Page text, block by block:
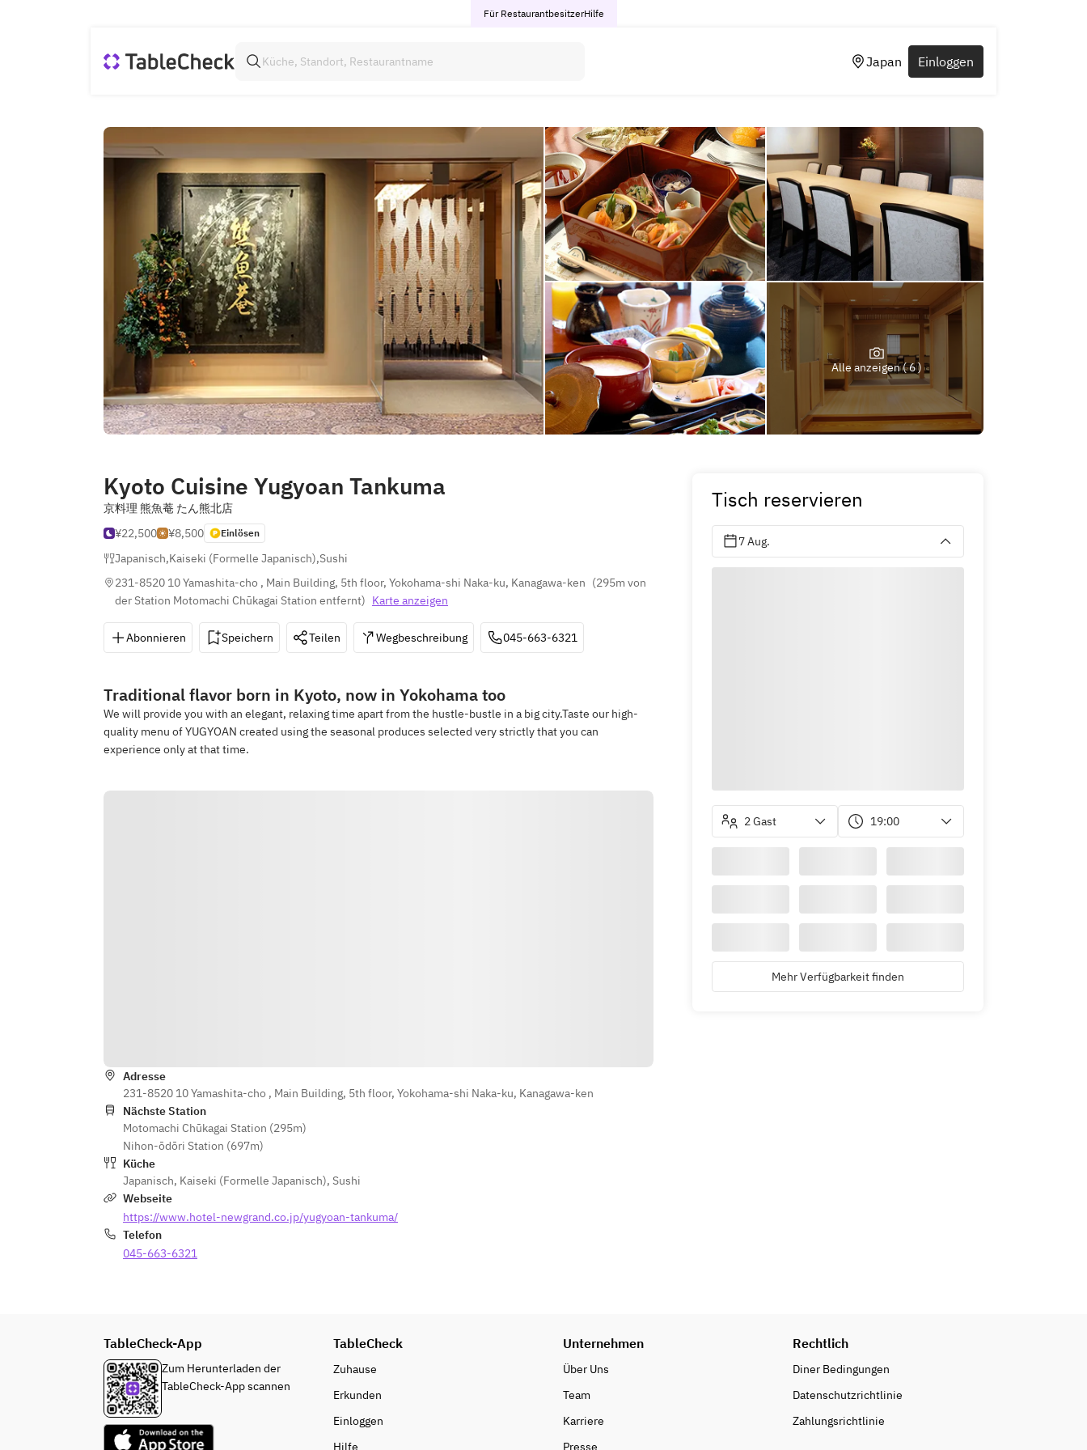
Für RestaurantbesitzerHilfe
Japan Einloggen
Alle anzeigen ( 6 )
Kyoto Cuisine Yugyoan Tankuma
京料理 熊魚菴 たん熊北店
¥22,500
¥8,500 Einlösen
Japanisch,Kaiseki (Formelle Japanisch),Sushi
231-8520 10 Yamashita-cho , Main Building, 5th floor, Yokohama-shi Naka-ku, Kanagawa-ken (295m von
der Station Motomachi Chūkagai Station entfernt) Karte anzeigen
Abonnieren Speichern Teilen Wegbeschreibung 045-663-6321
Traditional flavor born in Kyoto, now in Yokohama too
We will provide you with an elegant, relaxing time apart from the hustle-bustle in a big city.Taste our high-
quality menu of YUGYOAN created using the seasonal produces selected very strictly that you can
experience only at that time.
Adresse
231-8520 10 Yamashita-cho , Main Building, 5th floor, Yokohama-shi Naka-ku, Kanagawa-ken
Nächste Station
Motomachi Chūkagai Station (295m)
Nihon-ōdōri Station (697m)
Küche
Japanisch, Kaiseki (Formelle Japanisch), Sushi
Webseite
https://www.hotel-newgrand.co.jp/yugyoan-tankuma/
Telefon
045-663-6321
Tisch reservieren
7 Aug.
2 Gast 19:00
Mehr Verfügbarkeit finden
TableCheck-App
Zum Herunterladen der
TableCheck-App scannen
TableCheck
Zuhause
Erkunden
Einloggen
Hilfe
Unternehmen
Über Uns
Team
Karriere
Presse
Rechtlich
Diner Bedingungen
Datenschutzrichtlinie
Zahlungsrichtlinie